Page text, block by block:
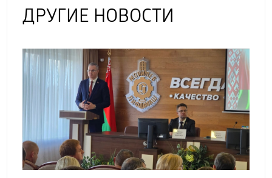
ДРУГИЕ НОВОСТИ